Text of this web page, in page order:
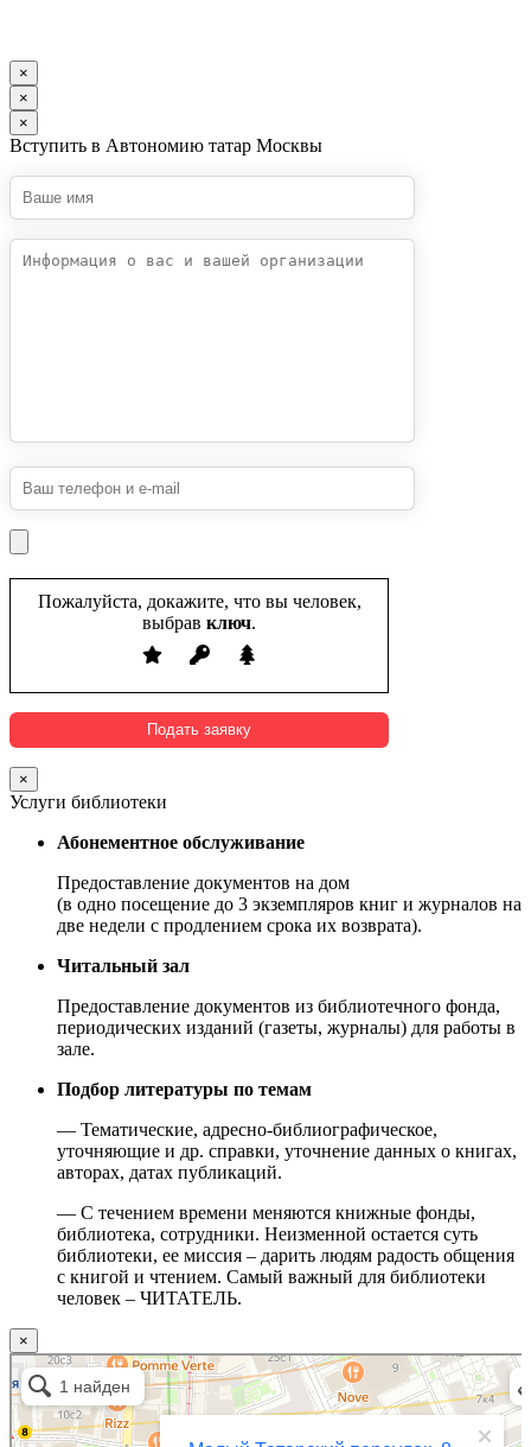
×
×
×
Вступить в Автономию татар Москвы
Пожалуйста, докажите, что вы человек,
выбрав ключ.
×
Услуги библиотеки
Абонементное обслуживание
Предоставление документов на дом
(в одно посещение до 3 экземпляров книг и журналов на
две недели с продлением срока их возврата).
Читальный зал
Предоставление документов из библиотечного фонда,
периодических изданий (газеты, журналы) для работы в
зале.
Подбор литературы по темам
— Тематические, адресно-библиографическое,
уточняющие и др. справки, уточнение данных о книгах,
авторах, датах публикаций.
— С течением времени меняются книжные фонды,
библиотека, сотрудники. Неизменной остается суть
библиотеки, ее миссия – дарить людям радость общения
с книгой и чтением. Самый важный для библиотеки
человек – ЧИТАТЕЛЬ.
×
Москва
Малый Татарский переулок, 8 на карте Москвы, ближайшее метро Новокузнецкая —
Яндекс.Карты